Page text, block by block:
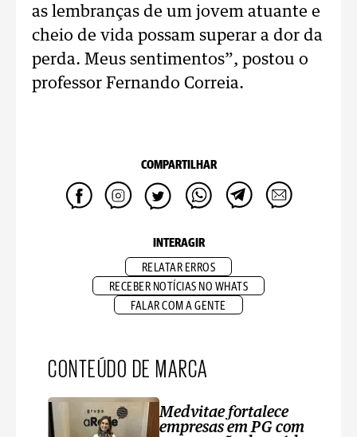
as lembranças de um jovem atuante e
cheio de vida possam superar a dor da
perda. Meus sentimentos”, postou o
professor Fernando Correia.
COMPARTILHAR
INTERAGIR
RELATAR ERROS
RECEBER NOTÍCIAS NO WHATS
FALAR COM A GENTE
CONTEÚDO DE MARCA
Medvitae fortalece
empresas em PG com